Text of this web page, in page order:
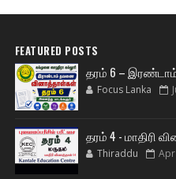
FEATURED POSTS
தரம் 6 –
Focus Lanka
தரம் 4 - மாதிரி
Thiraddu